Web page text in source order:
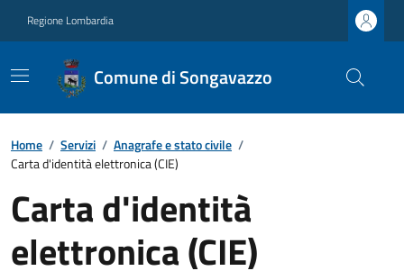
Regione Lombardia
Comune di Songavazzo
Home / Servizi / Anagrafe e stato civile /
Carta d'identità elettronica (CIE)
Carta d'identità
elettronica (CIE)